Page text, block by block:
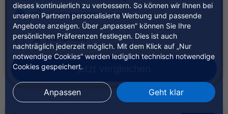
dieses kontinuierlich zu verbessern. So können wir Ihnen bei
unseren Partnern personalisierte Werbung und passende
Angebote anzeigen. Über „anpassen” können Sie Ihre
persönlichen Präferenzen festlegen. Dies ist auch
nachträglich jederzeit möglich. Mit dem Klick auf „Nur
notwendige Cookies” werden lediglich technisch notwendige
Cookies gespeichert.
Anpassen Geht klar
Krankenversicherung
Haftpflicht
enthalten in der Privathaftpflicht
jetzt